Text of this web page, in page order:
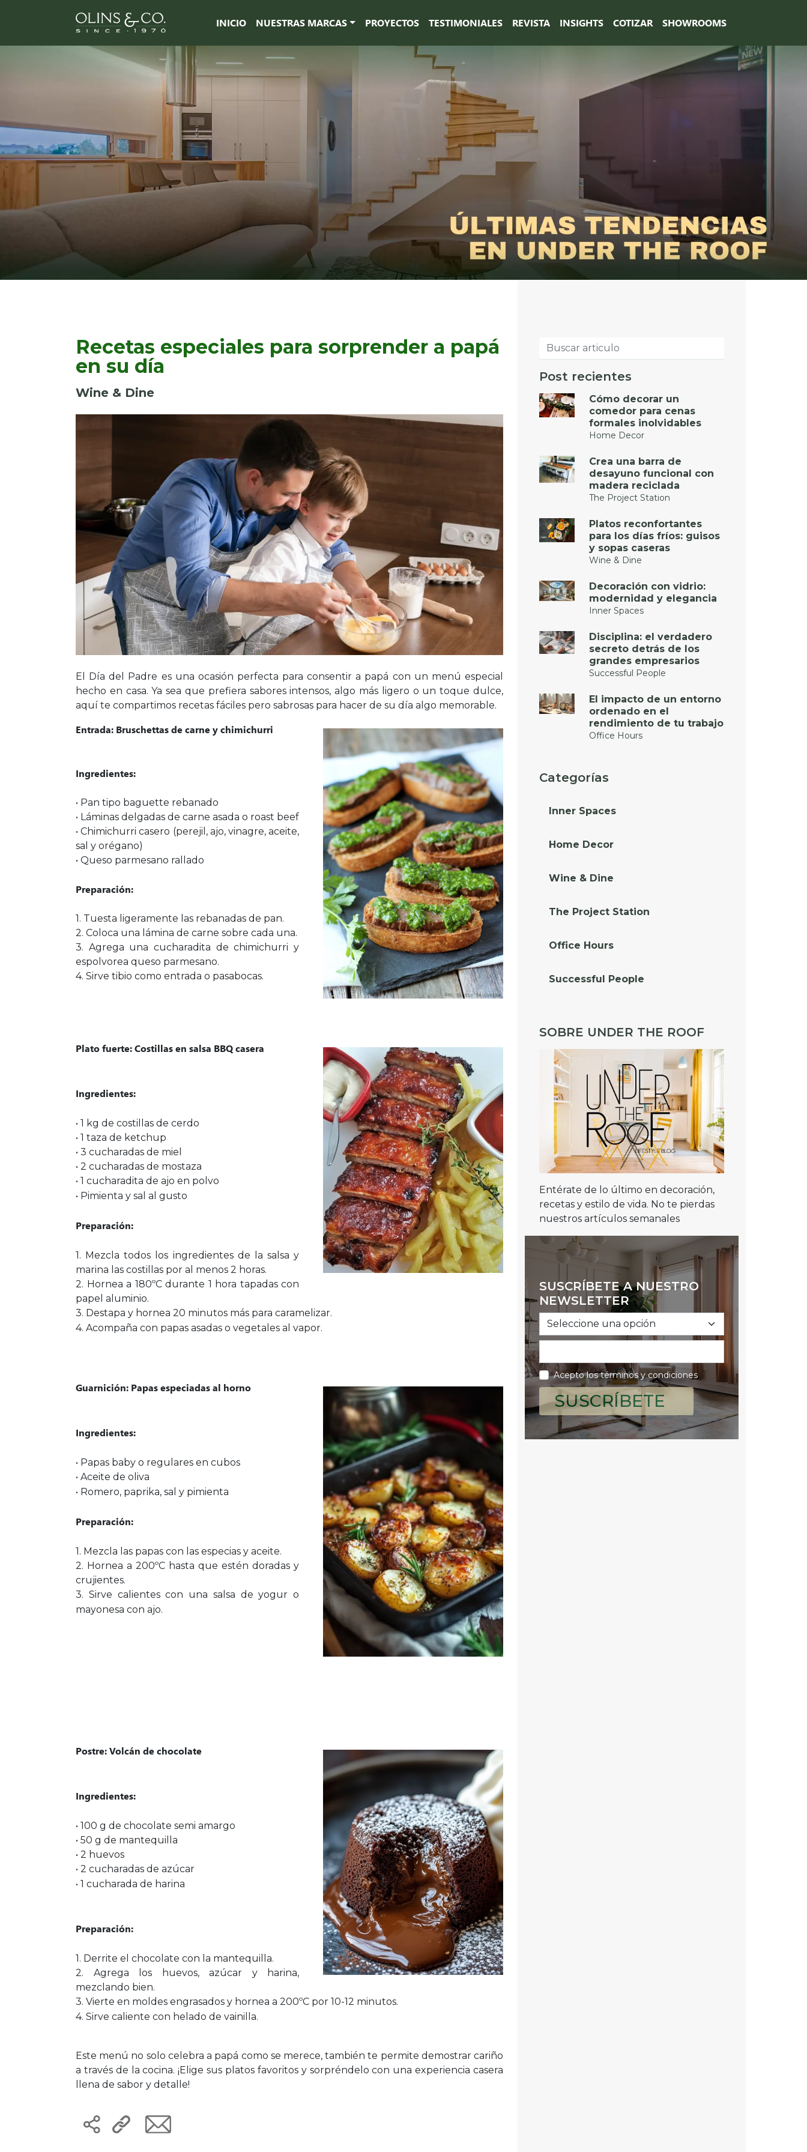
INICIO NUESTRAS MARCAS PROYECTOS TESTIMONIALES REVISTA INSIGHTS COTIZAR SHOWROOMS
Recetas especiales para sorprender a papá
en su día
Wine & Dine
El Día del Padre es una ocasión perfecta para consentir a papá con un menú especial
hecho en casa. Ya sea que prefiera sabores intensos, algo más ligero o un toque dulce,
aquí te compartimos recetas fáciles pero sabrosas para hacer de su día algo memorable.
Entrada: Bruschettas de carne y chimichurri
Ingredientes:
• Pan tipo baguette rebanado
• Láminas delgadas de carne asada o roast beef
• Chimichurri casero (perejil, ajo, vinagre, aceite,
sal y orégano)
• Queso parmesano rallado
Preparación:
1. Tuesta ligeramente las rebanadas de pan.
2. Coloca una lámina de carne sobre cada una.
3. Agrega una cucharadita de chimichurri y
espolvorea queso parmesano.
4. Sirve tibio como entrada o pasabocas.
Plato fuerte: Costillas en salsa BBQ casera
Ingredientes:
• 1 kg de costillas de cerdo
• 1 taza de ketchup
• 3 cucharadas de miel
• 2 cucharadas de mostaza
• 1 cucharadita de ajo en polvo
• Pimienta y sal al gusto
Preparación:
1. Mezcla todos los ingredientes de la salsa y
marina las costillas por al menos 2 horas.
2. Hornea a 180ºC durante 1 hora tapadas con
papel aluminio.
3. Destapa y hornea 20 minutos más para caramelizar.
4. Acompaña con papas asadas o vegetales al vapor.
Guarnición: Papas especiadas al horno
Ingredientes:
• Papas baby o regulares en cubos
• Aceite de oliva
• Romero, paprika, sal y pimienta
Preparación:
1. Mezcla las papas con las especias y aceite.
2. Hornea a 200ºC hasta que estén doradas y
crujientes.
3. Sirve calientes con una salsa de yogur o
mayonesa con ajo.
Postre: Volcán de chocolate
Ingredientes:
• 100 g de chocolate semi amargo
• 50 g de mantequilla
• 2 huevos
• 2 cucharadas de azúcar
• 1 cucharada de harina
Preparación:
1. Derrite el chocolate con la mantequilla.
2. Agrega los huevos, azúcar y harina,
mezclando bien.
3. Vierte en moldes engrasados y hornea a 200ºC por 10-12 minutos.
4. Sirve caliente con helado de vainilla.
Este menú no solo celebra a papá como se merece, también te permite demostrar cariño
a través de la cocina. ¡Elige sus platos favoritos y sorpréndelo con una experiencia casera
llena de sabor y detalle!
Post recientes
Cómo decorar un
comedor para cenas
formales inolvidables
Home Decor
Crea una barra de
desayuno funcional con
madera reciclada
The Project Station
Platos reconfortantes
para los días fríos: guisos
y sopas caseras
Wine & Dine
Decoración con vidrio:
modernidad y elegancia
Inner Spaces
Disciplina: el verdadero
secreto detrás de los
grandes empresarios
Successful People
El impacto de un entorno
ordenado en el
rendimiento de tu trabajo
Office Hours
Categorías
Inner Spaces
Home Decor
Wine & Dine
The Project Station
Office Hours
Successful People
SOBRE UNDER THE ROOF
Entérate de lo último en decoración,
recetas y estilo de vida. No te pierdas
nuestros artículos semanales
SUSCRÍBETE A NUESTRO
NEWSLETTER
Acepto los términos y condiciones
SUSCRÍBETE